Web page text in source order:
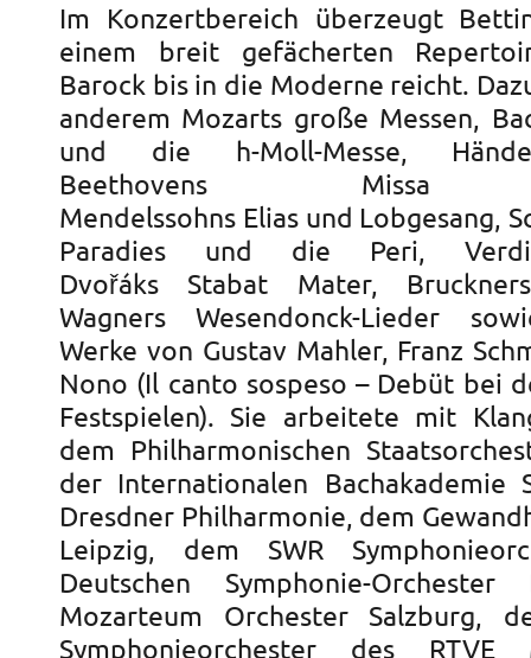
Im Konzertbereich überzeugt
einem breit gefächerten
Barock bis in die Moderne reicht.
anderem Mozarts große Messen,
und die h-Moll-Messe,
Beethovens Missa
Mendelssohns Elias und Lobgesang,
Paradies und die Peri,
Dvořáks Stabat Mater,
Wagners Wesendonck-Lieder
Werke von Gustav Mahler, Franz
Nono (Il canto sospeso – Debüt bei
Festspielen). Sie arbeitete mit
dem Philharmonischen
der Internationalen Bachakademie
Dresdner Philharmonie, dem
Leipzig, dem SWR
Deutschen Symphonie-
Mozarteum Orchester Salzburg,
Symphonieorchester des